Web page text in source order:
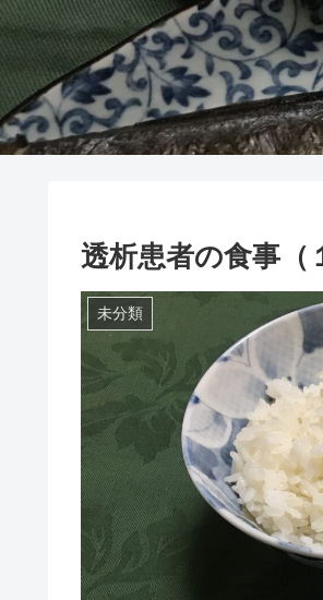
透析患者の食事（
未分類